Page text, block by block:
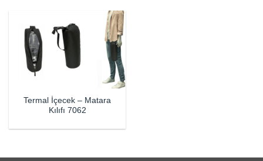
Termal İçecek – Matara
Kılıfı 7062